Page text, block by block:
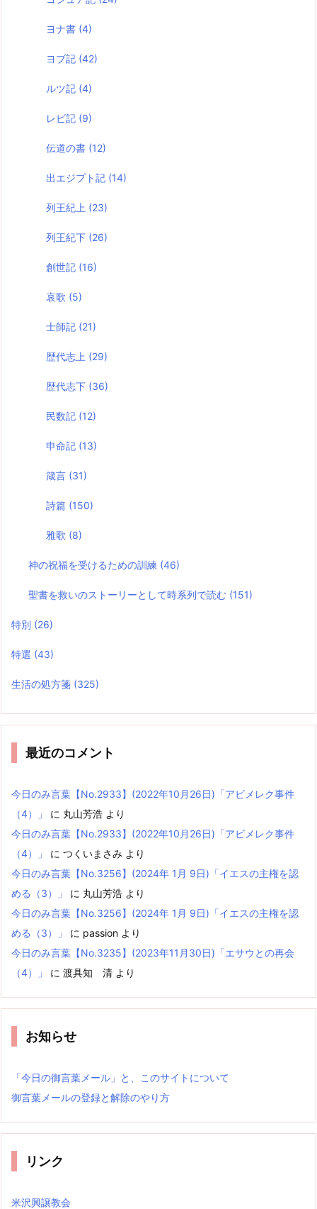
ヨナ書 (4)
ヨブ記 (42)
ルツ記 (4)
レビ記 (9)
伝道の書 (12)
出エジプト記 (14)
列王紀上 (23)
列王紀下 (26)
創世記 (16)
哀歌 (5)
士師記 (21)
歴代志上 (29)
歴代志下 (36)
民数記 (12)
申命記 (13)
箴言 (31)
詩篇 (150)
雅歌 (8)
神の祝福を受けるための訓練 (46)
聖書を救いのストーリーとして時系列で読む (151)
特別 (26)
特選 (43)
生活の処方箋 (325)
最近のコメント
今日のみ言葉【No.2933】(2022年10月26日)「アビメレク事件
（4）」
に 丸山芳浩 より
今日のみ言葉【No.2933】(2022年10月26日)「アビメレク事件
（4）」
に つくいまさみ より
今日のみ言葉【No.3256】(2024年 1月 9日)「イエスの主権を認
める（3）」
に 丸山芳浩 より
今日のみ言葉【No.3256】(2024年 1月 9日)「イエスの主権を認
める（3）」
に passion より
今日のみ言葉【No.3235】(2023年11月30日)「エサウとの再会
（4）」
に 渡具知 清 より
お知らせ
「今日の御言葉メール」と、このサイトについて
御言葉メールの登録と解除のやり方
リンク
米沢興譲教会